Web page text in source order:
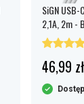
SiGN
2,1A, 2m -
46,99 zł